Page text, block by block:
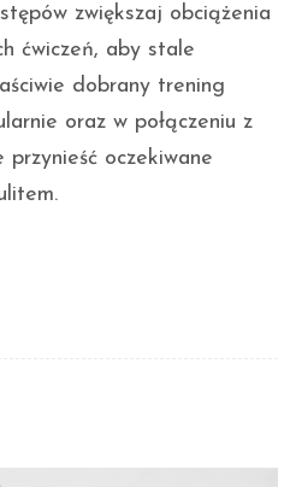
zwiększaj obciążenia
ćwiczeń, aby stale
dobrany trening
oraz w połączeniu z
oczekiwane